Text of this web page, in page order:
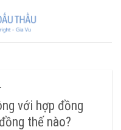
với hợp đồng
thế nào?